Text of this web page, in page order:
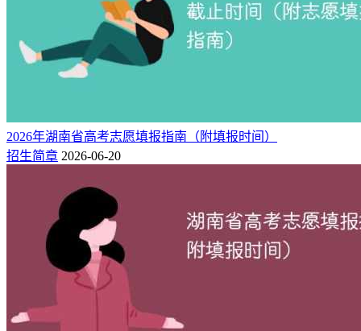
2026年湖南省高考志愿填报指南（附填报时间）
招生简章 2026-06-20